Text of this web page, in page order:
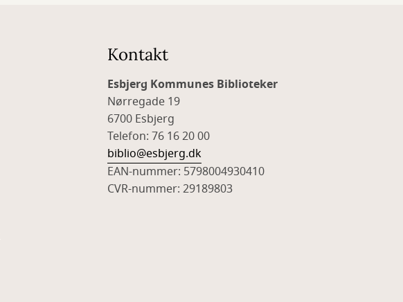
Kontakt
Esbjerg Kommunes Biblioteker
Nørregade 19
6700 Esbjerg
Telefon: 76 16 20 00
biblio@esbjerg.dk
EAN-nummer: 5798004930410
CVR-nummer: 29189803